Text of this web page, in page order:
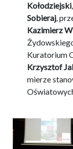
Kołodziejski
Sobieraj,
Kazimierz
Kuratorium
Krzysztof
mierze